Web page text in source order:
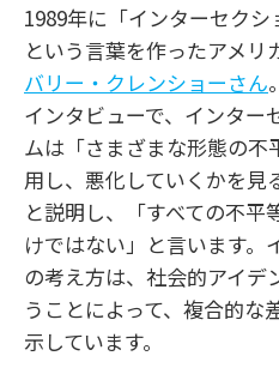
1989年に「インターセクシ
という言葉を作ったアメリ
バリー・クレンショーさん
インタビューで、インター
ムは「さまざまな形態の
用し、悪化していくかを見
と説明し、「すべての不平
けではない」と言います。
の考え方は、社会的アイデ
うことによって、複合的な
示しています。